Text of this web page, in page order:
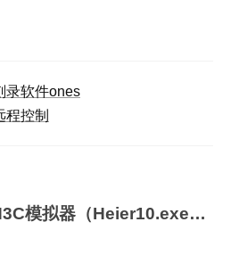
录软件ones
程控制
2条回应：“关于H3C模拟器（Heier10.exe）的小教程”